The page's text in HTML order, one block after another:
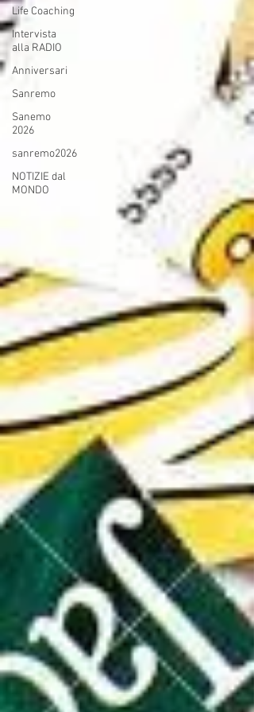
Life Coaching
Intervista
alla RADIO
Anniversari
Sanremo
Sanemo
2026
sanremo2026
NOTIZIE dal
MONDO